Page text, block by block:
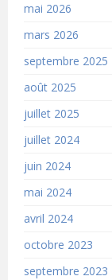
mai 2026
mars 2026
septembre 2025
août 2025
juillet 2025
juillet 2024
juin 2024
mai 2024
avril 2024
octobre 2023
septembre 2023